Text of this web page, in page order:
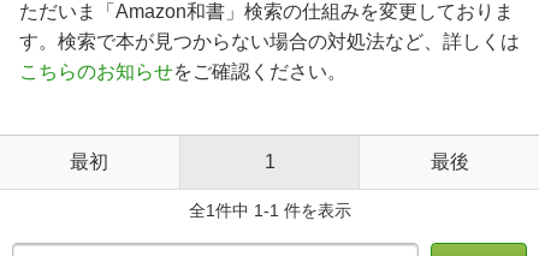
ただいま「Amazon和書」検索の仕組みを変更しておりま
す。検索で本が見つからない場合の対処法など、詳しくは
こちらのお知らせをご確認ください。
最初 1 最後
全1件中 1-1 件を表示